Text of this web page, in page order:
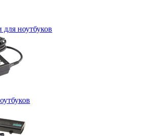
ноутбуков